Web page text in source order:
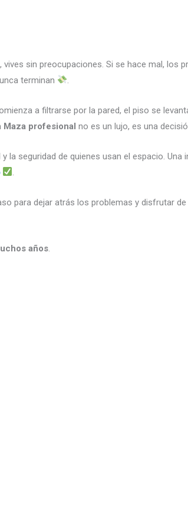
sin preocupaciones. Si se hace mal, los
terminan
a filtrarse por la pared, el piso se
Maza profesional no es un lujo, es una
seguridad de quienes usan el espacio. Una
para dejar atrás los problemas y disfrutar
años